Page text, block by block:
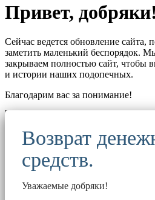
Привет, добряки!
Сейчас ведется обновление сайта,
заметить маленький беспорядок.
закрываем полностью сайт, чтобы
и истории наших подопечных.
Благодарим вас за понимание!
Возврат
средств.
Уважаемые добряки!